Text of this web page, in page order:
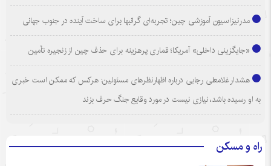
مدرنیزاسیون آموزشی چین؛ تجربه‌ای گرانبها برای ساخت آینده در جنوب جهانی
«جایگزینی داخلی» آمریکا؛ قماری پرهزینه برای حذف چین از زنجیره تأمین
هشدار غلامعلی رجایی درباره اظهارنظرهای مسئولین: هرکس که ممکن است خبری
به او رسیده باشد، نیازی نیست در مورد وقایع جنگ حرف بزند
راه و مسکن